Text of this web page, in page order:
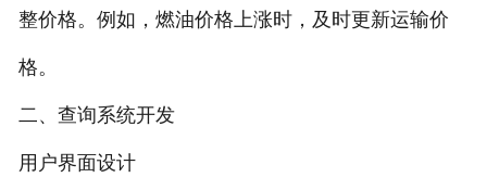
整价格。例如，燃油价格上涨时，及时更新运输价
格。
二、查询系统开发
用户界面设计